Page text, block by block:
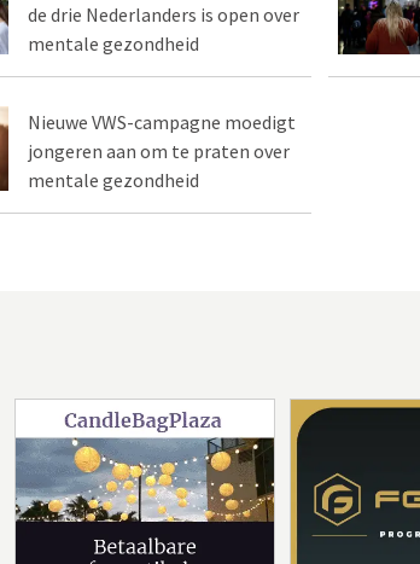
de drie Nederlanders is open over
mentale gezondheid
Nieuwe VWS-campagne moedigt
jongeren aan om te praten over
mentale gezondheid